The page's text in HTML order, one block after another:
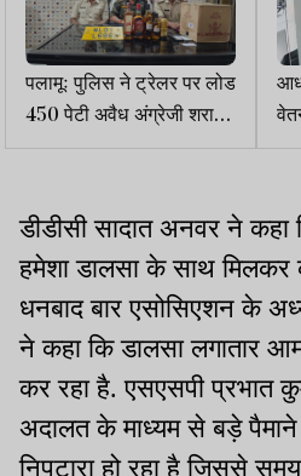
पलामूः पुलिस ने ट्रेलर पर लोड
450 पेटी अवैध अंग्रेजी शराब
जब्त की
को
डीडीसी सादात अनवर ने कहा
हमेशा डालसा के साथ मिलकर
धनबाद बार एसोसिएशन के
ने कहा कि डालसा लगातार
कर रहा है. एसएसपी प्रभात
अदालत के माध्यम से बड़े
निपटारा हो रहा है जिससे